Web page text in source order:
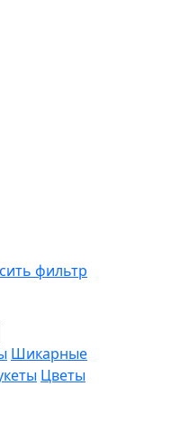
фильтр
Шикарные
Цветы